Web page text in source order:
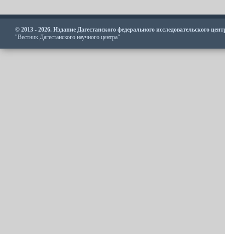
© 2013 - 2026. Издание Дагестанского федерального исследовательского
"Вестник Дагестанского научного центра"